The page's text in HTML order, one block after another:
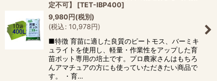
定不可】
[TET-IBP400]
9,980円(税別)
(税込: 10,978円)
■特徴 育苗に適した良質のピートモス、バーミキ
ュライトを使用し、軽量・作業性をアップした育
苗ポット専用の培土です。プロ農家さんはもちろ
んアマチュアの方にも使っていただきたい商品で
す。 ・育…